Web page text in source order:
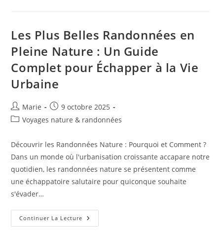
Et
Survie
Tourisme
En
2023
Les Plus Belles Randonnées en
Pleine Nature : Un Guide
Complet pour Échapper à la Vie
Urbaine
Auteur/autrice
de
Marie
Publication
publiée :
9 octobre 2025
PostVoyages nature & randonnées
Découvrir les Randonnées Nature : Pourquoi et Comment ?
Dans un monde où l'urbanisation croissante accapare notre
quotidien, les randonnées nature se présentent comme
une échappatoire salutaire pour quiconque souhaite
s'évader…
Continuer La Lecture Les
Plus